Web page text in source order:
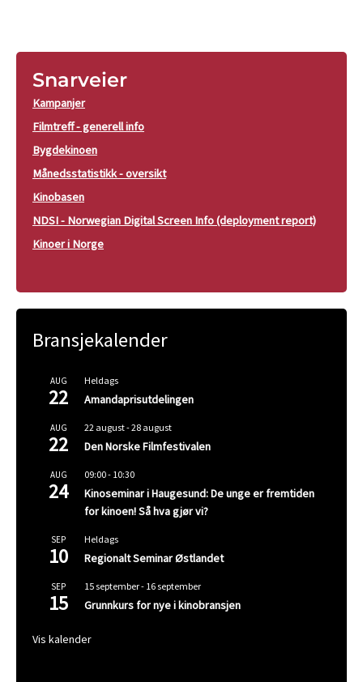
Snarveier
Kampanjer
Filmtreff - generell info
Bygdekinoen
Månedsstatistikk - oversikt
Kinobasen
NDSI - Norwegian Digital Screen Info (deployment report)
Kinoer i Norge
Bransjekalender
AUG
22
Heldags
Amandaprisutdelingen
AUG
22
22 august-28 august
Den Norske Filmfestivalen
AUG
24
09:00- 10:30
Kinoseminar i Haugesund: De unge er fremtiden
for kinoen! Så hva gjør vi?
SEP
10
Heldags
Regionalt Seminar Østlandet
SEP
15
15 september- 16 september
Grunnkurs for nye i kinobransjen
Vis kalender